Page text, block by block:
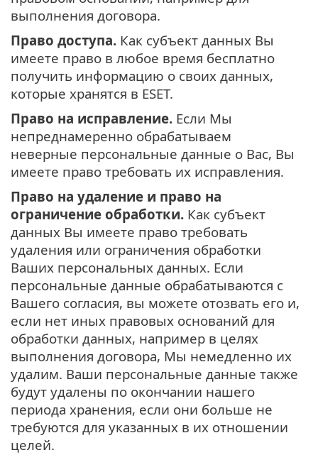
выполнения договора.
Право доступа. Как субъект данных Вы
имеете право в любое время бесплатно
получить информацию о своих данных,
которые хранятся в ESET.
Право на исправление. Если Мы
непреднамеренно обрабатываем
неверные персональные данные о Вас, Вы
имеете право требовать их исправления.
Право на удаление и право на
ограничение обработки. Как субъект
данных Вы имеете право требовать
удаления или ограничения обработки
Ваших персональных данных. Если
персональные данные обрабатываются с
Вашего согласия, вы можете отозвать его и,
если нет иных правовых оснований для
обработки данных, например в целях
выполнения договора, Мы немедленно их
удалим. Ваши персональные данные также
будут удалены по окончании нашего
периода хранения, если они больше не
требуются для указанных в их отношении
целей.